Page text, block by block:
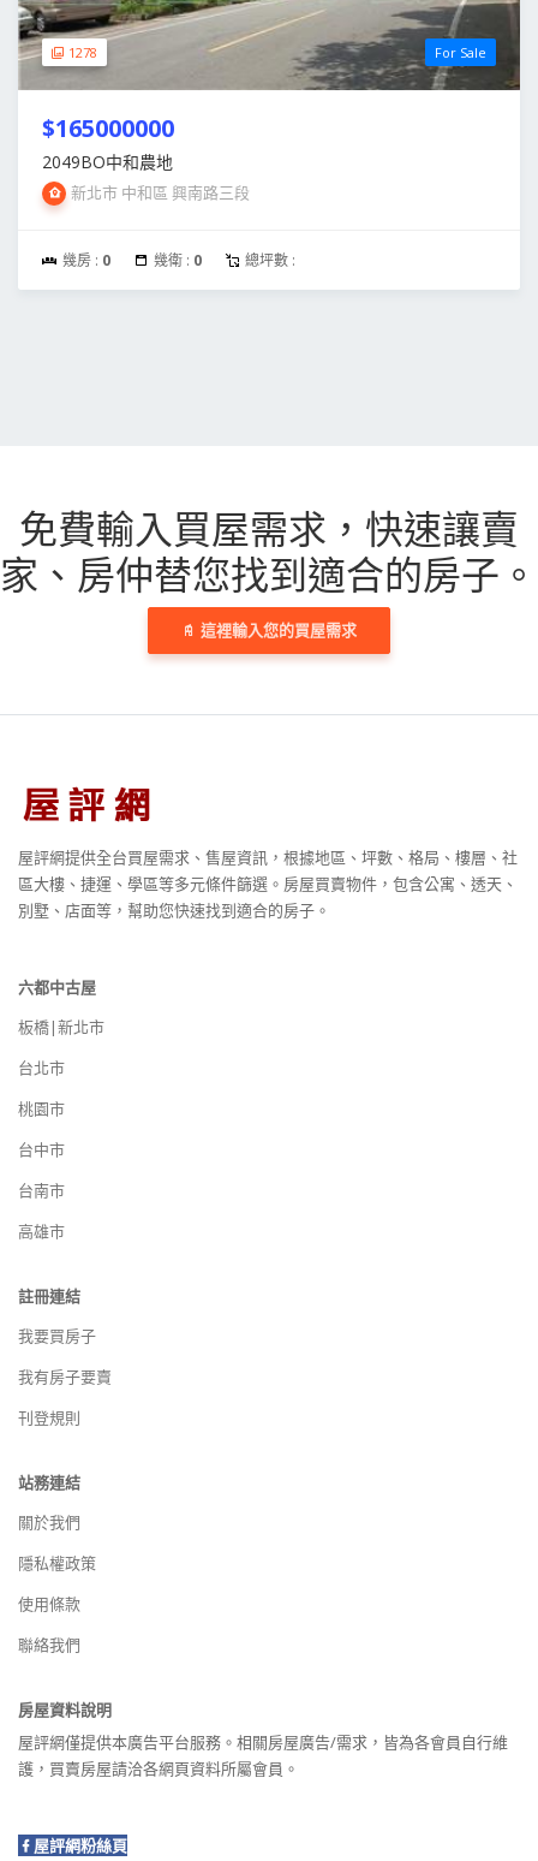
1278 For Sale
$165000000
2049BO中和農地
新北市 中和區 興南路三段
幾房 : 0 幾衛 : 0 總坪數 :
免費輸入買屋需求， 快速讓賣
家、房仲替您找到適合的房子。
這裡輸入您的買屋需求
屋評網提供全台買屋需求、售屋資訊，根據地區、坪數、格局、樓層、社
區大樓、捷運、學區等多元條件篩選。房屋買賣物件，包含公寓、透天、
別墅、店面等，幫助您快速找到適合的房子。
六都中古屋
板橋|新北市
台北市
桃園市
台中市
台南市
高雄市
註冊連結
我要買房子
我有房子要賣
刊登規則
站務連結
關於我們
隱私權政策
使用條款
聯絡我們
房屋資料說明
屋評網僅提供本廣告平台服務。相關房屋廣告/需求，皆為各會員自行維
護，買賣房屋請洽各網頁資料所屬會員。
屋評網粉絲頁